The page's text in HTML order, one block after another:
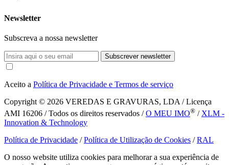
Newsletter
Subscreva a nossa newsletter
Subscrever newsletter
Aceito a Política de Privacidade e Termos de serviço
Copyright © 2026 VEREDAS E GRAVURAS, LDA / Licença
AMI 16206 / Todos os direitos reservados /O MEU IMO® / XLM -
Innovation & Technology
Política de Privacidade /Política de Utilização de Cookies /RAL
O nosso website utiliza cookies para melhorar a sua experiência de